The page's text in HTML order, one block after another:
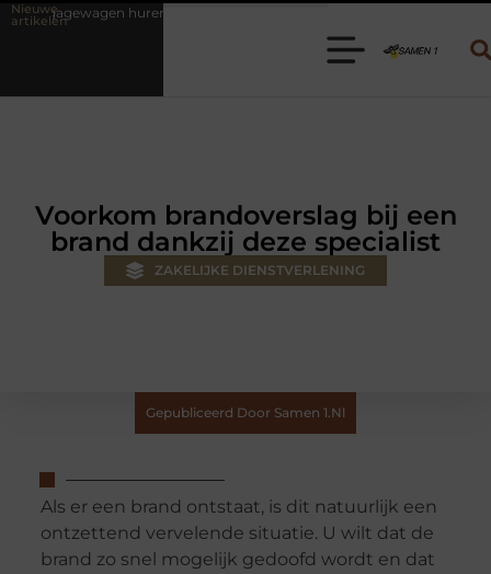
Nieuwe
artikelenKies de juiste aanhanger voor jouw klus
Voorkom brandoverslag bij een
brand dankzij deze specialist
ZAKELIJKE DIENSTVERLENING
Gepubliceerd Door Samen 1.nl
Als er een brand ontstaat, is dit natuurlijk een
ontzettend vervelende situatie. U wilt dat de
brand zo snel mogelijk gedoofd wordt en dat